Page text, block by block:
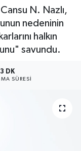
N. Nazlı,
nedeninin
halkın
savundu.
3 DK
SÜRESI